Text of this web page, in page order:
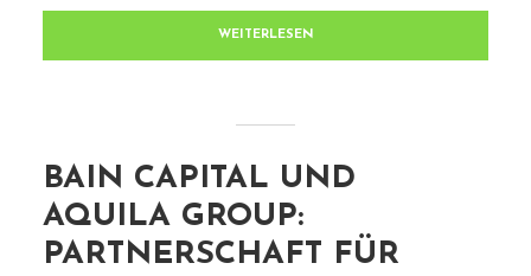
WEITERLESEN
BAIN CAPITAL UND
AQUILA GROUP:
PARTNERSCHAFT FÜR